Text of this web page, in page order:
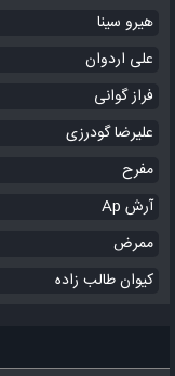
هیرو سینا
علی اردوان
فراز گوانی
علیرضا گودرزی
مفرح
آرش Ap
ممرض
کیوان طالب زاده